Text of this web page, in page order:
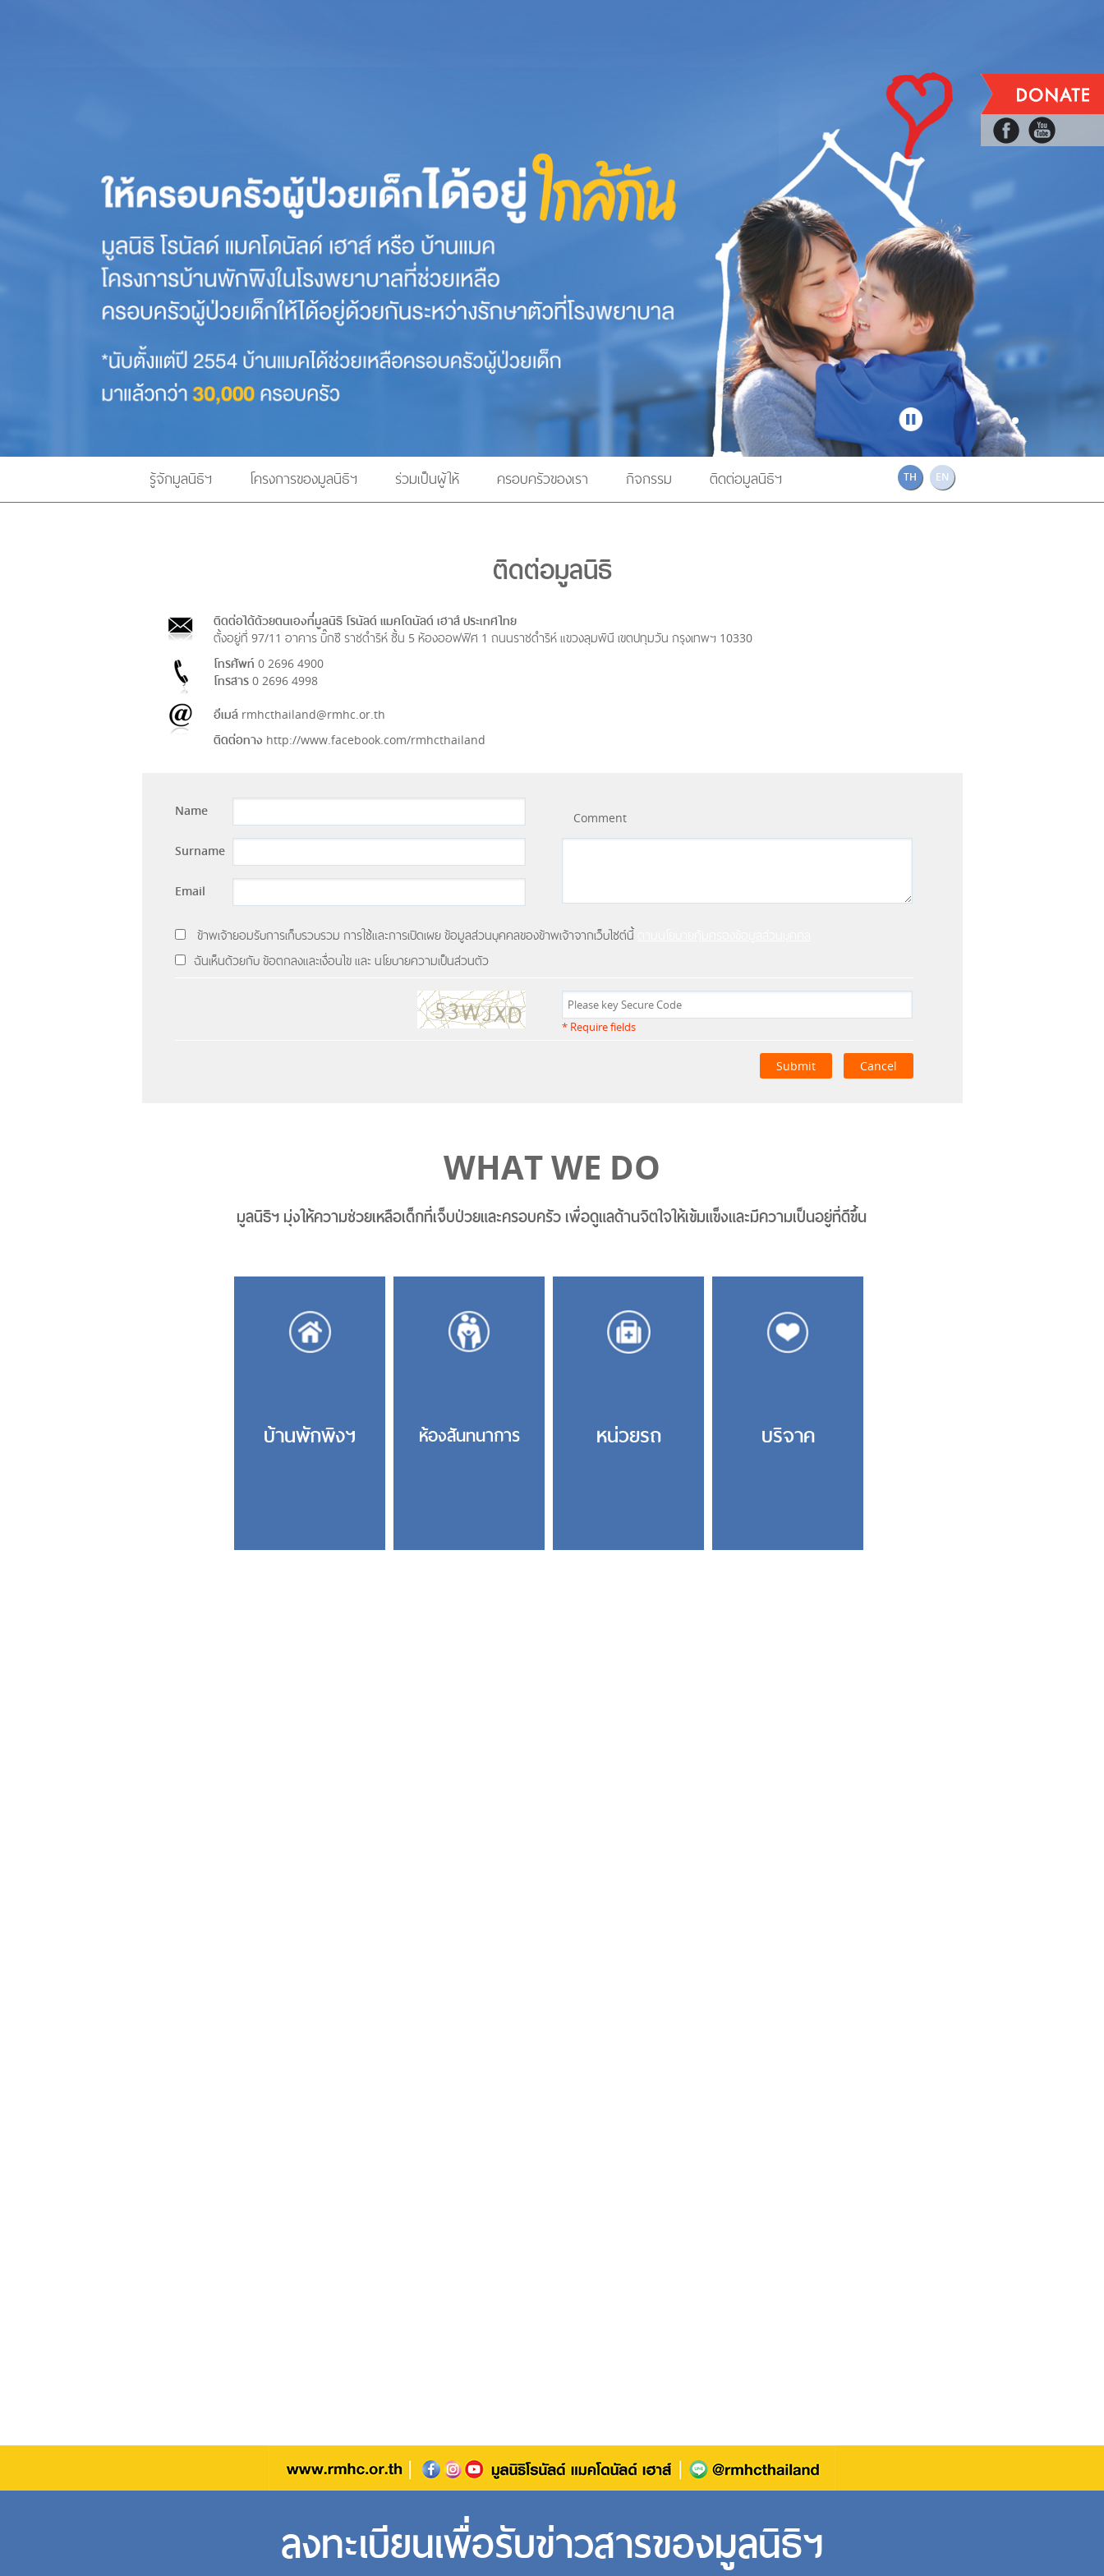
Stop
TH EN
รู้จักมูลนิธิฯ โครงการของมูลนิธิฯ ร่วมเป็นผู้ให้ ครอบครัวของเรา กิจกรรม ติดต่อมูลนิธิฯ
ติดต่อมูลนิธิ
ติดต่อได้ด้วยตนเองที่มูลนิธิ โรนัลด์ แมคโดนัลด์ เฮาส์ ประเทศไทย
ตั้งอยู่ที่ 97/11 อาคาร บิ๊กซี ราชดำริห์ ชั้น 5 ห้องออฟฟิศ 1 ถนนราชดำริห์ แขวงลุมพินี เขตปทุมวัน กรุงเทพฯ 10330
โทรศัพท์ 0 2696 4900
โทรสาร0 2696 4998
อีเมล์ rmhcthailand@rmhc.or.th
ติดต่อทาง http://www.facebook.com/rmhcthailand
Name
Surname
Email
Comment
ข้าพเจ้ายอมรับการเก็บรวบรวม การใช้และการเปิดเผย ข้อมูลส่วนบุคคลของข้าพเจ้าจากเว็บไซต์นี้
ฉันเห็นด้วยกับ ข้อตกลงและเงื่อนไข และ นโยบายความเป็นส่วนตัว
* Require fields
Submit Cancel
WHAT WE DO
มูลนิธิฯ มุ่งให้ความช่วยเหลือเด็กที่เจ็บป่วยและครอบครัว เพื่อดูแลด้านจิตใจให้เข้มแข็งและมีความเป็นอยู่ที่ดีขึ้น
บ้านพักพิงฯ ห้องสันทนาการ หน่วยรถ บริจาค
ลงทะเบียนเพื่อรับข่าวสารของมูลนิธิฯ